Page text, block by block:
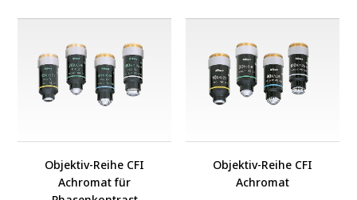
Objektiv-Reihe CFI
Achromat für
Objektiv-Reihe CFI
Achromat